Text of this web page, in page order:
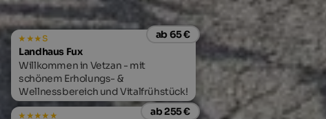
ab 65 €
s
Landhaus Fux
Willkommen in Vetzan - mit
schönem Erholungs- &
Wellnessbereich und Vitalfrühstück!
ab 255 €